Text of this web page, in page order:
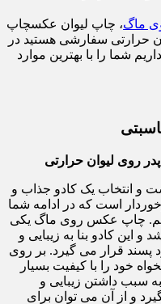
ماگ، چاپ لیوان عکسچاپ
حرارتی سفارشی هستید در
شما را با بهترین موارد
و انتخاب یک کادو جذاب و
است که در ادامه شما
چاپ عکس روی ماگ یکی
و این کادو بنا به زیبایی و
پسند قرار می گیرد. بر روی
خود را با کیفیت بسیار
سبب داشتن زیبایی و
و از آن می توان برای